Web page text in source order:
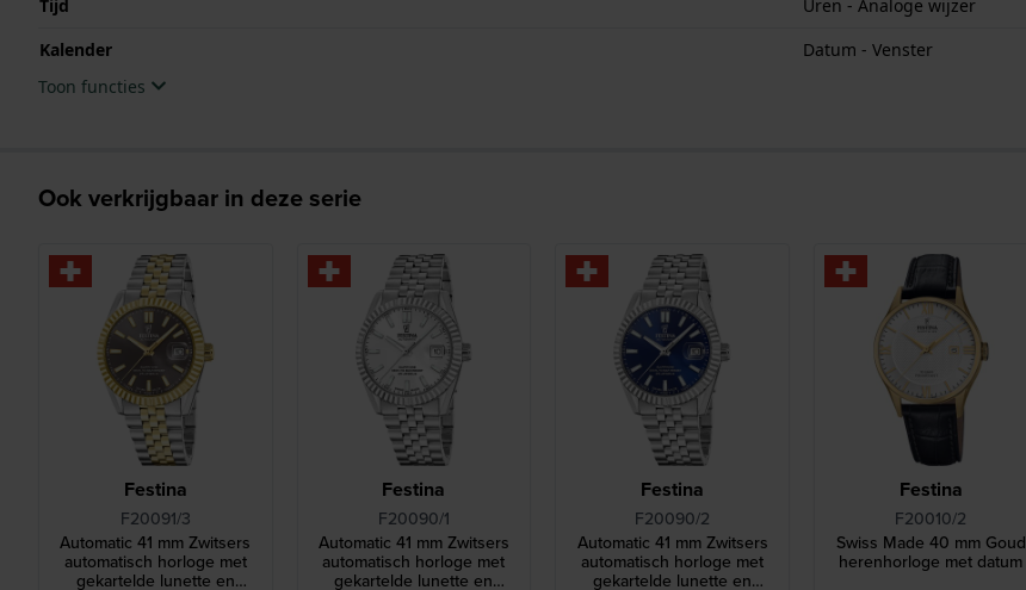
Tijd
Uren - Analoge wijzer
Kalender
Datum - Venster
Toon functies
Ook verkrijgbaar in deze serie
Festina
F20091/3
Automatic 41 mm Zwitsers
automatisch horloge met
gekartelde lunette en
Festina
F20090/1
Automatic 41 mm Zwitsers
automatisch horloge met
gekartelde lunette en
Festina
F20090/2
Automatic 41 mm Zwitsers
automatisch horloge met
gekartelde lunette en
Festina
F20010/2
Swiss Made 40 mm Goud
herenhorloge met datum